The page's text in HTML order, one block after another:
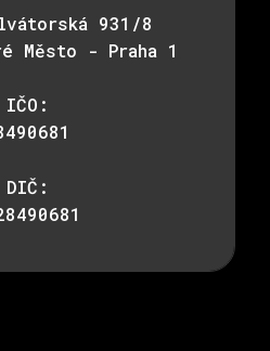
931/8
Město - Praha 1
IČO:
DIČ: